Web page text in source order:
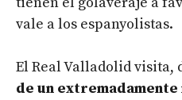
vale a los espanyolistas.
El Real Valladolid visita,
de un